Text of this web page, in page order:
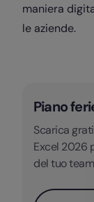
maniera
le aziende.
Piano
Scarica
Excel 2026
del tuo